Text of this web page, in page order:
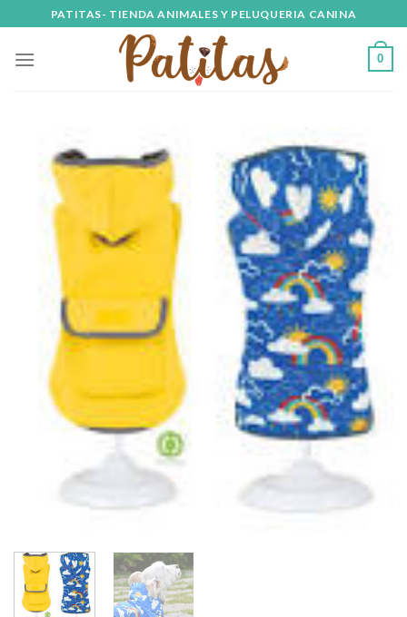
to
content
PATITAS- TIENDA ANIMALES Y PELUQUERIA CANINA
0